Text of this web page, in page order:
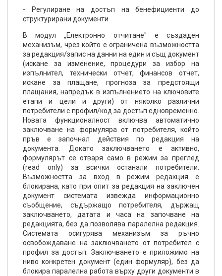
- Регулиране на достъп на бенефициенти до
структурирани документи
В модул „Електронно отчитане" е създаден
механизъм, чрез който е ограничена възможността
за редакция/запис на данни на един и същ документ
(искане за изменение, процедури за избор на
изпълнител, технически отчет, финансов отчет,
искане за плащане, прогноза за предстоящи
плащания, напредък в изпълнението на ключовите
етапи и цели и други) от няколко различни
потребители с профил/код за достъп едновременно.
Новата функционалност включва автоматично
заключване на формуляра от потребителя, който
пръв е започнал действия по редакция на
документа. Докато заключването е активно,
формулярът се отваря само в режим за преглед
(read only) за всички останали потребители.
Възможността за вход в режим редакция е
блокирана, като при опит за редакция на заключен
документ системата извежда информационно
съобщение, съдържащо потребителя, държащ
заключването, датата и часа на започване на
редакцията, без да позволява паралелна редакция.
Системата осигурява механизъм за ръчно
освобождаване на заключването от потребител с
профил за достъп. Заключването е приложимо на
ниво конкретен документ (един формуляр), без да
блокира паралелна работа върху други документи в